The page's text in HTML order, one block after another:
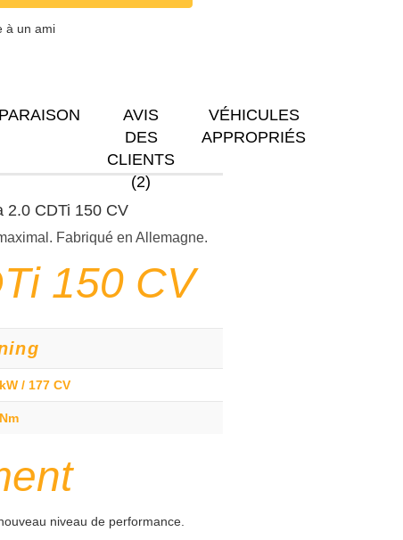
à un ami
AVIS
DES
CLIENTS
(2)
VÉHICULES
APPROPRIÉS
2.0 CDTi 150 CV
Fabriqué en Allemagne.
150 CV
/ 177 CV
niveau de performance.